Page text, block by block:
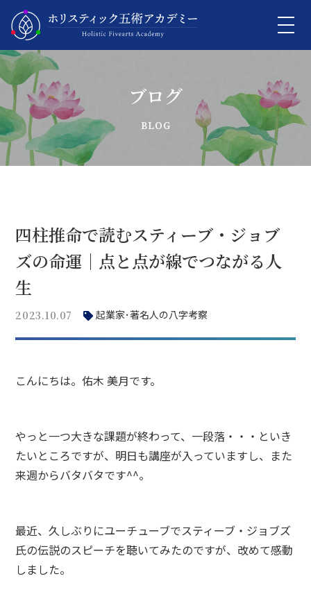
ブログ
四柱推命で読むスティーブ・ジョブ
ズの命運｜点と点が線でつながる人
生
2023.10.07 起業家･著名人の八字考察
こんにちは。佑木 美月です。
やっと一つ大きな課題が終わって、一段落・・・といき
たいところですが、明日も講座が入っていますし、また
来週からバタバタです^^。
最近、久しぶりにユーチューブでスティーブ・ジョブズ
氏の伝説のスピーチを聴いてみたのですが、改めて感動
しました。